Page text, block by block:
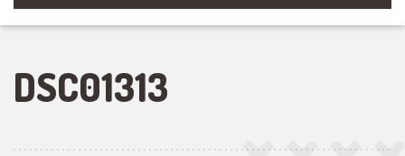
DSC01313